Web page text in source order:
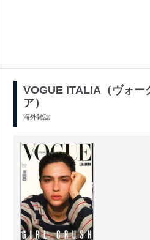
VOGUE ITALIA（ヴォ
ア）
海外雑誌